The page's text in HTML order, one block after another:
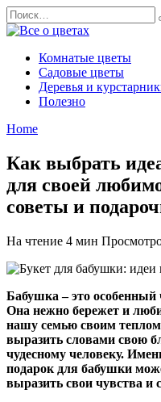
Перейти
к
содержанию
Search
for:
Комнатые цветы
Садовые цветы
Деревья и
Полезно
Home
Как выбрать
для своей
советы и
На чтение 4 мин
Бабушка – это особенный
Она нежно бережет и
нашу семью своим
выразить словами свою
чудесному человеку.
подарок для бабушки
выразить свои чувства и